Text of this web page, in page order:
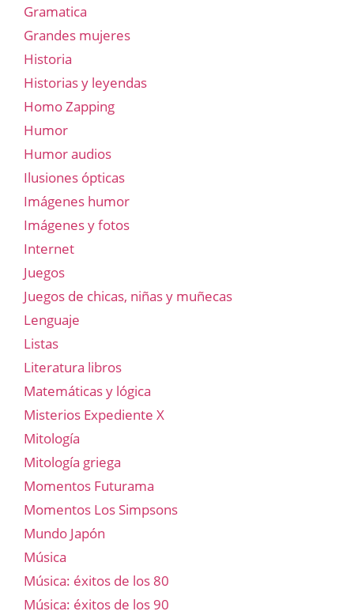
Gramatica
Grandes mujeres
Historia
Historias y leyendas
Homo Zapping
Humor
Humor audios
Ilusiones ópticas
Imágenes humor
Imágenes y fotos
Internet
Juegos
Juegos de chicas, niñas y muñecas
Lenguaje
Listas
Literatura libros
Matemáticas y lógica
Misterios Expediente X
Mitología
Mitología griega
Momentos Futurama
Momentos Los Simpsons
Mundo Japón
Música
Música: éxitos de los 80
Música: éxitos de los 90